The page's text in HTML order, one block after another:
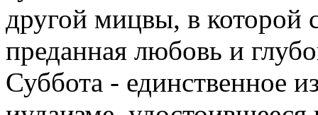
другой мицвы, в которой
преданная любовь и
Суббота - единственное